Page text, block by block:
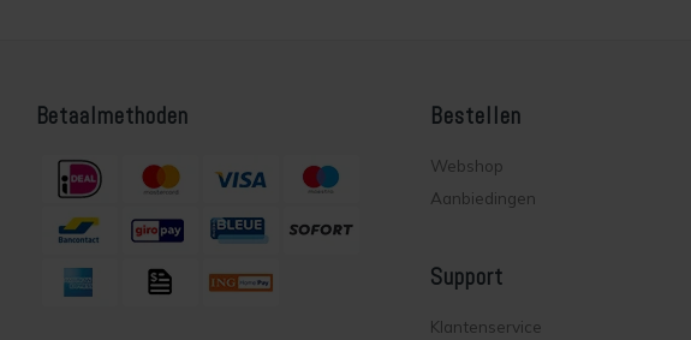
Betaalmethoden Bestellen
Webshop
Aanbiedingen
Support
Klantenservice